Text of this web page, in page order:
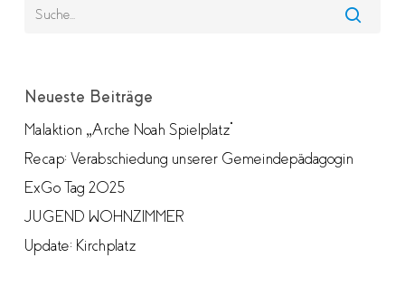
Neueste Beiträge
Malaktion „Arche Noah Spielplatz“
Recap: Verabschiedung unserer Gemeindepädagogin
ExGo Tag 2025
JUGEND WOHNZIMMER
Update: Kirchplatz